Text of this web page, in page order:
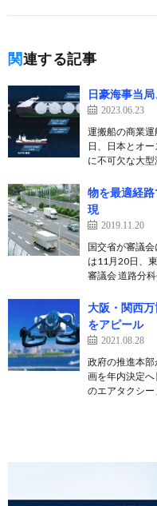
関連する記事
日豪海事当
2023.06.23
運搬船の商業
日、日本とオ
に不可欠な大
物を最適経
現
2019.11.20
国交省が審議
は11月20日、
審議会 道路分
大阪・関西
をアピール
2021.08.28
政府の推進本
画を年内決定
のエアタクシ